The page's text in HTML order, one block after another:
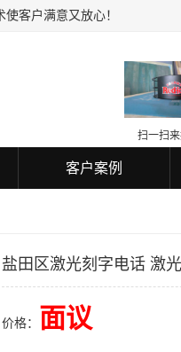
客户满意又放心！
扫一扫
客户案例
盐田区激光刻字电话 激
价格： 面议